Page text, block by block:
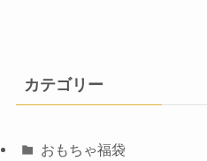
カテゴリー
おもちゃ福袋